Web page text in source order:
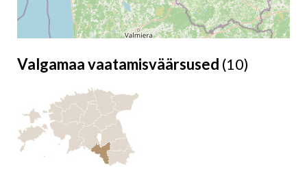
Valgamaa vaatamisväärsused (10)